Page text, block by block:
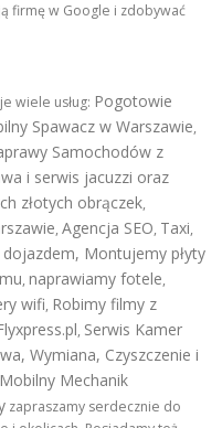
firmę w Google i zdobywać
wiele usług: Pogotowie
Spawacz w Warszawie,
Samochodów z
i serwis jacuzzi oraz
złotych obrączek,
, Agencja SEO, Taxi,
, Montujemy płyty
, naprawiamy fotele,
wifi, Robimy filmy z
, Serwis Kamer
Wymiana, Czyszczenie i
Mobilny Mechanik
zapraszamy serdecznie do